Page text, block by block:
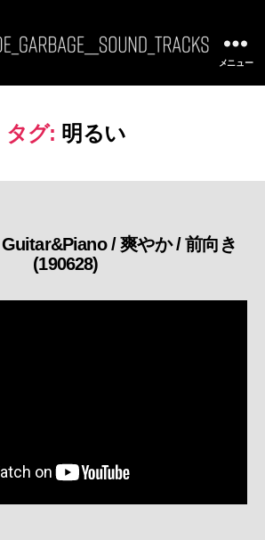
BGM]
SoundTracks
メニュー
タグ: 明るい
カ
テ
リ
/ 爽やか / 前向き
(190628)